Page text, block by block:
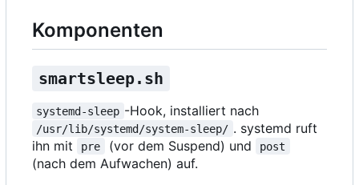
Komponenten
smartsleep.sh
systemd-sleep -Hook, installiert nach
/usr/lib/systemd/system-sleep/ . systemd ruft
ihn mit
pre (vor dem Suspend) und post
(nach dem Aufwachen) auf.